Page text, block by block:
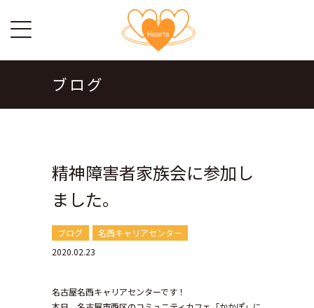
ブログ
精神障害者家族会に参加し
ました。
ブログ
名西キャリアセンター
2020.02.23
名古屋名西キャリアセンターです！